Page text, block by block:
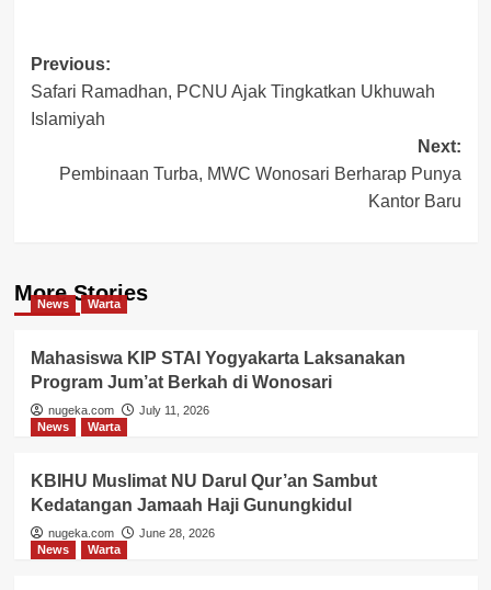
Post
navigation
Previous:
Safari Ramadhan, PCNU Ajak Tingkatkan Ukhuwah
Islamiyah
Next:
Pembinaan Turba, MWC Wonosari Berharap Punya
Kantor Baru
More Stories
News Warta
Mahasiswa KIP STAI Yogyakarta Laksanakan
Program Jum’at Berkah di Wonosari
nugeka.com
July 11, 2026
News
Warta
KBIHU Muslimat NU Darul Qur’an Sambut
Kedatangan Jamaah Haji Gunungkidul
nugeka.com
June 28, 2026
News
Warta